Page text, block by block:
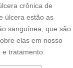
crônica de
úlcera estão as
sanguínea, que são
elas em nosso
tratamento.